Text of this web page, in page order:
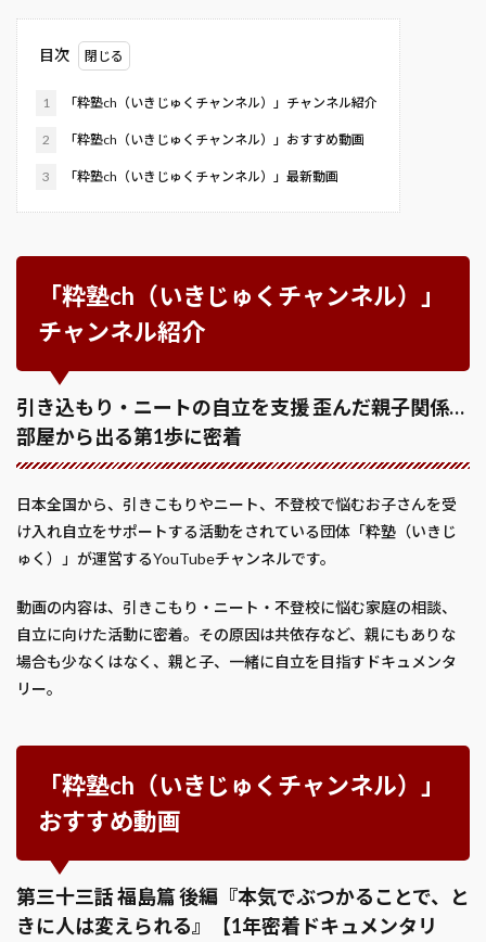
目次
1 「粋塾ch（いきじゅくチャンネル）」チャンネル紹介
2 「粋塾ch（いきじゅくチャンネル）」おすすめ動画
3 「粋塾ch（いきじゅくチャンネル）」最新動画
「粋塾ch（いきじゅくチャンネル）」
チャンネル紹介
引き込もり・ニートの自立を支援 歪んだ親子関係…
部屋から出る第1歩に密着
日本全国から、引きこもりやニート、不登校で悩むお子さんを受
け入れ自立をサポートする活動をされている団体「粋塾（いきじ
ゅく）」が運営するYouTubeチャンネルです。
動画の内容は、引きこもり・ニート・不登校に悩む家庭の相談、
自立に向けた活動に密着。その原因は共依存など、親にもありな
場合も少なくはなく、親と子、一緒に自立を目指すドキュメンタ
リー。
「粋塾ch（いきじゅくチャンネル）」
おすすめ動画
第三十三話 福島篇 後編『本気でぶつかることで、と
きに人は変えられる』【1年密着ドキュメンタリ